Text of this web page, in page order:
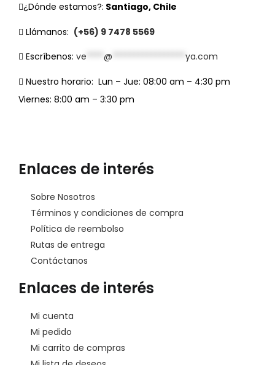
¿Dónde estamos?: Santiago, Chile
Llámanos: (+56) 9 7478 5569
Escríbenos: ve @ ya.com
Nuestro horario: Lun – Jue: 08:00 am – 4:30 pm
Viernes: 8:00 am – 3:30 pm
Enlaces de interés
Sobre Nosotros
Términos y condiciones de compra
Política de reembolso
Rutas de entrega
Contáctanos
Enlaces de interés
Mi cuenta
Mi pedido
Mi carrito de compras